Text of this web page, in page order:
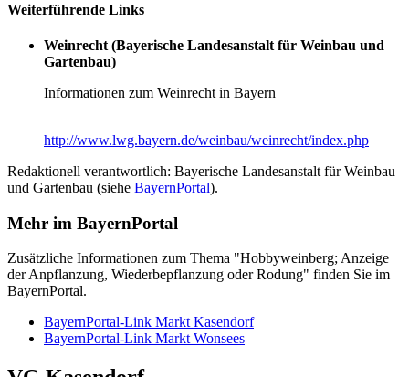
Weiterführende Links
Weinrecht (Bayerische Landesanstalt für Weinbau und
Gartenbau)
Informationen zum Weinrecht in Bayern
http://www.lwg.bayern.de/weinbau/weinrecht/index.php
Redaktionell verantwortlich: Bayerische Landesanstalt für Weinbau
und Gartenbau (siehe BayernPortal).
Mehr im BayernPortal
Zusätzliche Informationen zum Thema "Hobbyweinberg; Anzeige
der Anpflanzung, Wiederbepflanzung oder Rodung" finden Sie im
BayernPortal.
BayernPortal-Link Markt Kasendorf
BayernPortal-Link Markt Wonsees